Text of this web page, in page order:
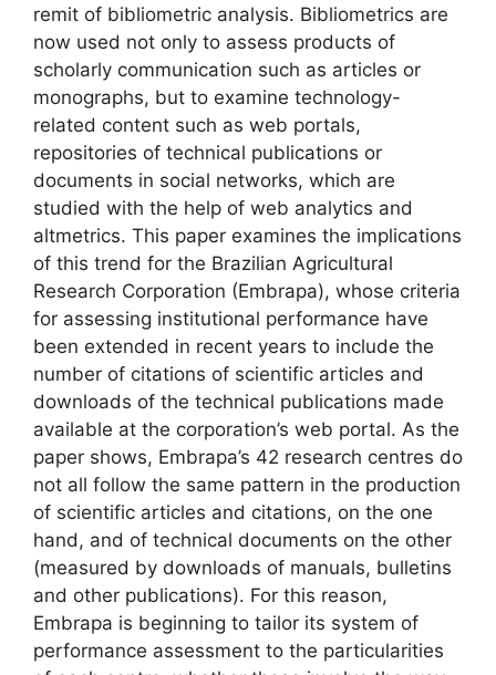
remit of bibliometric analysis. Bibliometrics are
now used not only to assess products of
scholarly communication such as articles or
monographs, but to examine technology-
related content such as web portals,
repositories of technical publications or
documents in social networks, which are
studied with the help of web analytics and
altmetrics. This paper examines the implications
of this trend for the Brazilian Agricultural
Research Corporation (Embrapa), whose criteria
for assessing institutional performance have
been extended in recent years to include the
number of citations of scientific articles and
downloads of the technical publications made
available at the corporation’s web portal. As the
paper shows, Embrapa’s 42 research centres do
not all follow the same pattern in the production
of scientific articles and citations, on the one
hand, and of technical documents on the other
(measured by downloads of manuals, bulletins
and other publications). For this reason,
Embrapa is beginning to tailor its system of
performance assessment to the particularities